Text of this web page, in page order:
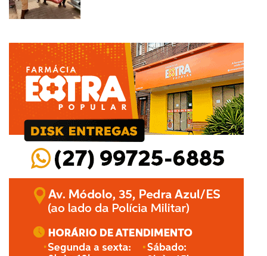
Eleições
Editorial
FIlmes
Educação
SOLIDARIEDADE